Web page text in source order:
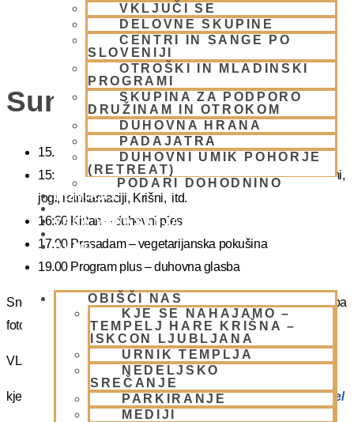
VKLJUČI SE
DELOVNE SKUPINE
CENTRI IN SANGE PO
SLOVENIJI
OTROŠKI IN MLADINSKI
PROGRAMI
SKUPINA ZA PODPORO
DRUŽINAM IN OTROKOM
DUHOVNA HRANA
PADAJATRA
DUHOVNI UMIK POHORJE
(RETREAT)
PODARI DOHODNINO
DONIRAJ
KOLEDAR
VAŠA VPRAŠANJA
BLOG
OBIŠČI NAS
KJE SE NAHAJAMO –
TEMPELJ HARE KRIŠNA –
ISKCON LJUBLJANA
URNIK TEMPLJA
NEDELJSKO
SREČANJE
PARKIRANJE
MEDIJI
Sunday Feast
15.00 Bhadžani – duhovna glasba
15:40 Predavanje – predavanja iz zakladnice Ved o karmi,
jogi, reinkarnaciji, Krišni, itd.
16:30 Kirtan – duhovni ples
17.00 Prasadam – vegetarijanska pokušina
19.00 Program plus – duhovna glasba
Snemanje in slikanje gostov je v templju prepovedano. Lahko pa
fotografirate slikate božanstva in slike v dvorani.
VLJUDNO VABLJENI
kje in kako parkirati –https://www.harekrisna.net/parkiranje/